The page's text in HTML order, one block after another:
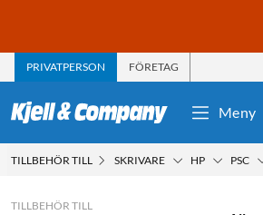
PRIVATPERSON FÖRETAG
Meny
TILLBEHÖR TILL SKRIVARE HP PSC
TILLBEHÖR TILL